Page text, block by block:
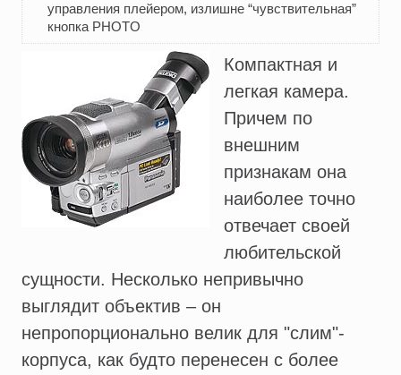
управления плейером, излишне “чувствительная”
кнопка PHOTO
Компактная и
легкая камера.
Причем по
внешним
признакам она
наиболее точно
отвечает своей
любительской
сущности. Несколько непривычно
выглядит объектив – он
непропорционально велик для "слим"-
корпуса, как будто перенесен с более